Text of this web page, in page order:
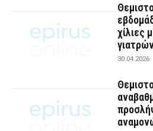
χίλιες
30.04.2026